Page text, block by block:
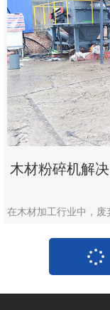
木材粉碎机解
在木材加工行业中，废